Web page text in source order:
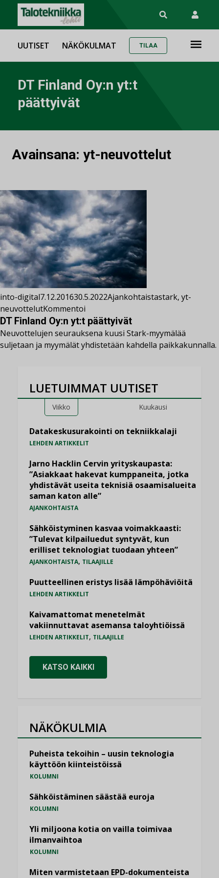
UUTISET NÄKÖKULMAT TILAA
DT Finland Oy:n yt:t
päättyivät
Avainsana: yt-neuvottelut
into-digital7.12.201630.5.2022Ajankohtaistastark, yt-
neuvottelutKommentoi
DT Finland Oy:n yt:t päättyivät
Neuvottelujen seurauksena kuusi Stark-myymälää
suljetaan ja myymälät yhdistetään kahdella paikkakunnalla.
LUETUIMMAT UUTISET
Viikko Kuukausi
Datakeskusurakointi on tekniikkalaji
LEHDEN ARTIKKELIT
Jarno Hacklin Cervin yrityskaupasta:
”Asiakkaat hakevat kumppaneita, jotka
yhdistävät useita teknisiä osaamisalueita
saman katon alle”
AJANKOHTAISTA
Sähköistyminen kasvaa voimakkaasti:
”Tulevat kilpailuedut syntyvät, kun
erilliset teknologiat tuodaan yhteen”
AJANKOHTAISTA, TILAAJILLE
Puutteellinen eristys lisää lämpöhäviöitä
LEHDEN ARTIKKELIT
Kaivamattomat menetelmät
vakiinnuttavat asemansa taloyhtiöissä
LEHDEN ARTIKKELIT, TILAAJILLE
KATSO KAIKKI
NÄKÖKULMIA
Puheista tekoihin – uusin teknologia
käyttöön kiinteistöissä
KOLUMNI
Sähköistäminen säästää euroja
KOLUMNI
Yli miljoona kotia on vailla toimivaa
ilmanvaihtoa
KOLUMNI
Miten varmistetaan EPD-dokumenteista